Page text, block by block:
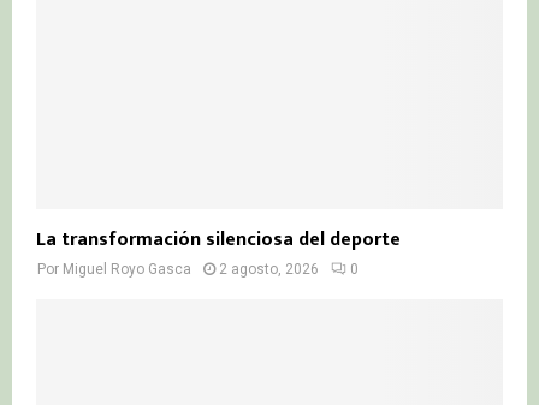
La transformación silenciosa del deporte
Por Miguel Royo Gasca 2 agosto, 2026 0